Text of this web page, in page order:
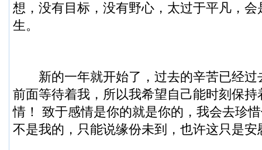
想，没有目标，没有野心，太过于平凡，
生。
新的一年就开始了，过去的辛苦已经过
前面等待着我，所以我希望自己能时刻保
情！ 致于感情是你的就是你的，我会去珍
不是我的，只能说缘份未到，也许这只是